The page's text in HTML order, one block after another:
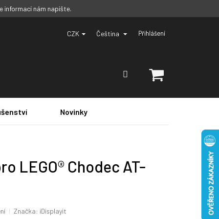
informací nám napište.
CZK Čeština Přihlášení
KOŠÍK
Novinky
LEGO® Chodec AT-
Značka: iDisplayit